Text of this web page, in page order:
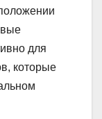
для
которые